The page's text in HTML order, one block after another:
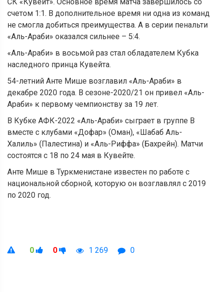
счетом 1:1. В дополнительное время ни одна из команд
не смогла добиться преимущества. А в серии пенальти
«Аль-Араби» оказался сильнее – 5:4.
«Аль-Араби» в восьмой раз стал обладателем Кубка
наследного принца Кувейта.
54-летний Анте Мише возглавил «Аль-Араби» в
декабре 2020 года. В сезоне-2020/21 он привел «Аль-
Араби» к первому чемпионству за 19 лет.
В Кубке АФК-2022 «Аль-Араби» сыграет в группе B
вместе с клубами «Дофар» (Оман), «Шабаб Аль-
Халиль» (Палестина) и «Аль-Риффа» (Бахрейн). Матчи
состоятся с 18 по 24 мая в Кувейте.
Анте Мише в Туркменистане известен по работе с
национальной сборной, которую он возглавлял с 2019
по 2020 год.
0 0 1 269 0